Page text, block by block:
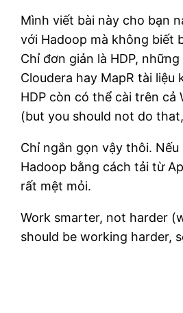
Mình viết bài này cho bạn
với Hadoop mà không biết
Chỉ đơn giản là HDP,
Cloudera hay MapR tài liệu
HDP còn có thể cài trên cả
(but you should not do
Chỉ ngắn gọn vậy thôi.
Hadoop bằng cách tải từ
rất mệt mỏi.
Work smarter, not harder
should be working harder,